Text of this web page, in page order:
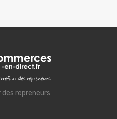
des repreneurs